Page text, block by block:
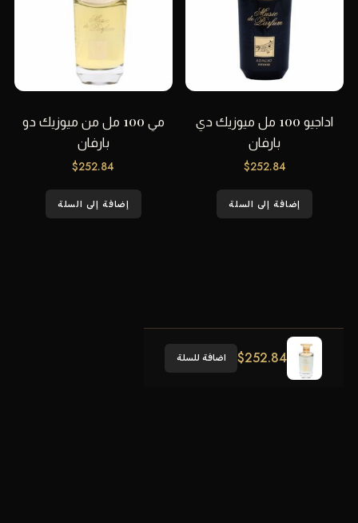
اداجيو 100 مل ميوزيك دي
بارفان
$252.84
إضافة إلى السلة
مي 100 مل من ميوزيك دو
بارفان
$252.84
إضافة إلى السلة
$252.84 اضافة للسلة